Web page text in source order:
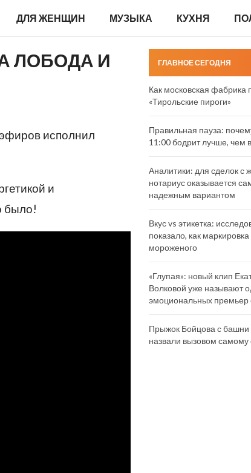
ДЛЯ ЖЕНЩИН МУЗЫКА КУХНЯ
ЛОБОДА И
исполнил
и
было!
ГЛАВНОЕ СЕГОДНЯ
Как московская фабрика
«Тирольские пироги»
Правильная пауза:
11:00 бодрит лучше, чем
Аналитики: для сделок с
нотариус оказывается
надежным вариантом
Вкус vs этикетка:
показало, как
мороженого
«Глупая»: новый клип
Волковой уже называют
эмоциональных премьер
Прыжок Бойцова с башни
назвали вызовом самому